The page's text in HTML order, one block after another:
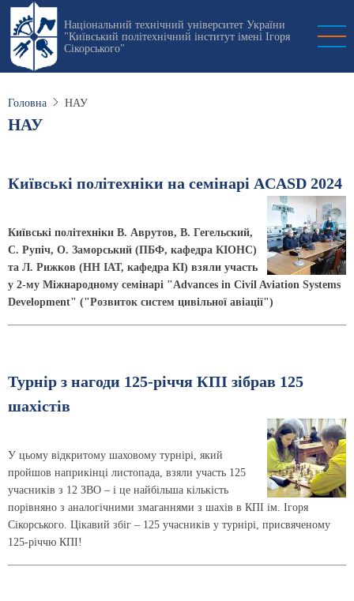
Перейти
основного
вмісту
Національний технічний університет України
"Київський політехнічний інститут імені Ігоря
Сікорського"
Головна НАУ
НАУ
Київські політехніки на семінарі ACASD 2024
Київські політехніки В. Аврутов, В. Гегельский,
С. Рупіч, О. Заморський (ПБФ, кафедра КІОНС)
та Л. Рижков (НН ІАТ, кафедра КІ) взяли участь
у 2-му Міжнародному семінарі "Advances in Civil Aviation Systems
Development" ("Розвиток систем цивільної авіації")
Турнір з нагоди 125-річчя КПІ зібрав 125
шахістів
У цьому відкритому шаховому турнірі, який
пройшов наприкінці листопада, взяли участь 125
учасників з 12 ЗВО – і це найбільша кількість
порівняно з аналогічними змаганнями з шахів в КПІ ім. Ігоря
Сікорського. Цікавий збіг – 125 учасників у турнірі, присвяченому
125-річчю КПІ!